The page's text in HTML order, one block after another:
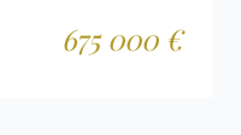
675 000 €